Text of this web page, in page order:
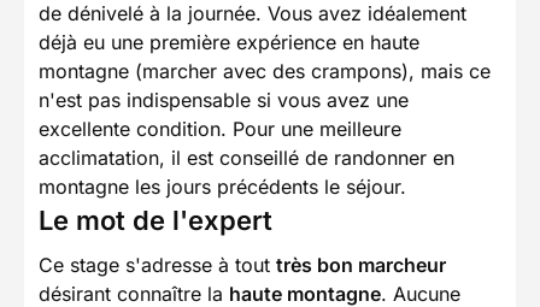
de dénivelé à la journée. Vous avez idéalement
déjà eu une première expérience en haute
montagne (marcher avec des crampons), mais ce
n'est pas indispensable si vous avez une
excellente condition. Pour une meilleure
acclimatation, il est conseillé de randonner en
montagne les jours précédents le séjour.
Le mot de l'expert
Ce stage s'adresse à tout très bon marcheur
désirant connaître la haute montagne. Aucune